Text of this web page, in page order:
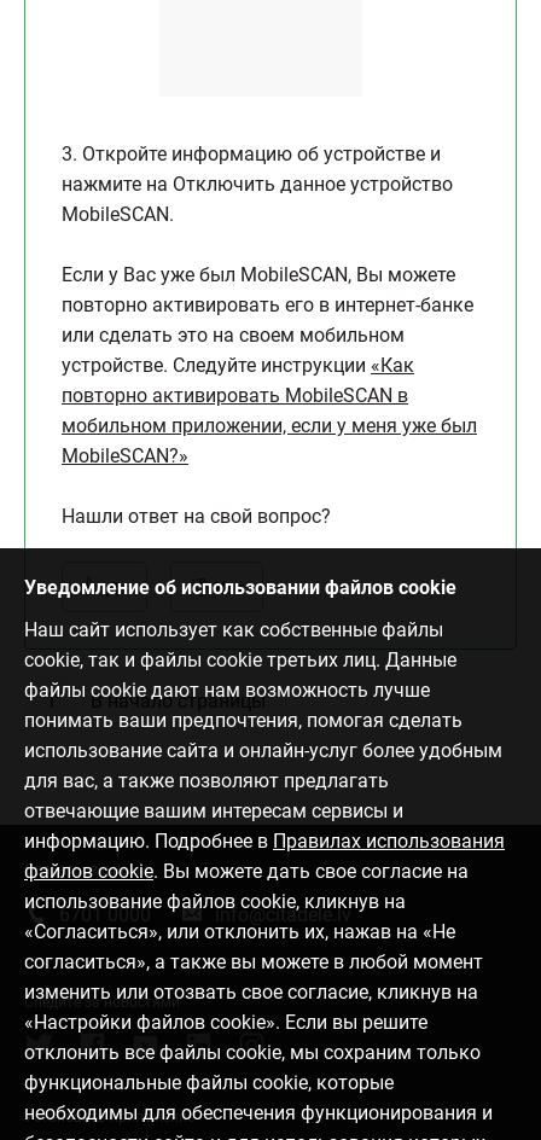
3. Откройте информацию об устройстве и
нажмите на Отключить данное устройство
MobileSCAN.
Если у Вас уже был MobileSCAN, Вы можете
повторно активировать его в интернет-банке
или сделать это на своем мобильном
устройстве. Следуйте инструкции «Как
повторно активировать MobileSCAN в
мобильном приложении, если у меня уже был
MobileSCAN?»
Нашли ответ на свой вопрос?
Да Нет
В начало страницы
Уведомление об использовании файлов cookie
Наш сайт использует как собственные файлы
cookie, так и файлы cookie третьих лиц. Данные
файлы cookie дают нам возможность лучше
понимать ваши предпочтения, помогая сделать
использование сайта и онлайн-услуг более удобным
для вас, а также позволяют предлагать
отвечающие вашим интересам сервисы и
информацию. Подробнее в Правилах использования
файлов cookie. Вы можете дать свое согласие на
использование файлов cookie, кликнув на
«Согласиться», или отклонить их, нажав на «Не
согласиться», а также вы можете в любой момент
изменить или отозвать свое согласие, кликнув на
«Настройки файлов cookie». Если вы решите
отклонить все файлы cookie, мы сохраним только
функциональные файлы cookie, которые
необходимы для обеспечения функционирования и
Связаться с нами
6701 0000 info@citadele.lv
Следите за новостями
Установить приложение